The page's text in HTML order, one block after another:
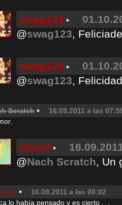
swag123
@swag123,
swag123
@swag123,
Scratch
16.09.2011 a las
tifani9
@Nach Scratch, Un
16.09.2011 a las 08:02
lo había pensado y es cierto ._.